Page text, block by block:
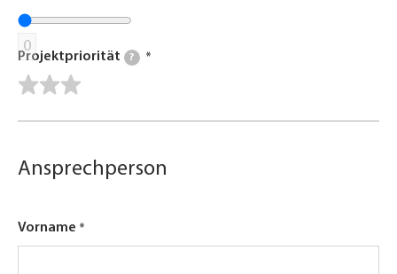
0
Projektpriorität ?
Ansprechperson
Vorname